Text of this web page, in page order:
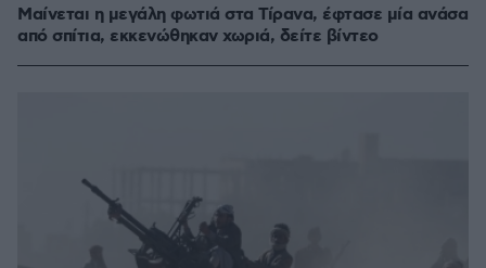
Μαίνεται η μεγάλη φωτιά στα Τίρανα, έφτασε μία ανάσα
από σπίτια, εκκενώθηκαν χωριά, δείτε βίντεο